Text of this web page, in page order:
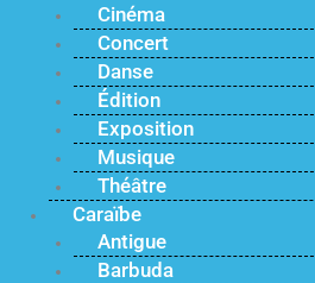
Cinéma
Concert
Danse
Édition
Exposition
Musique
Théâtre
Caraïbe
Antigue
Barbuda